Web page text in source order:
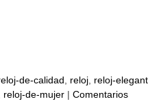
de-calidad reloj reloj-
reloj-de-mujer | Comentarios